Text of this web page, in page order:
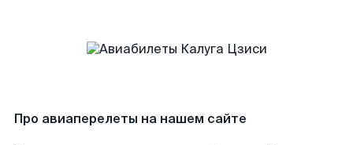
Про авиаперелеты на нашем сайте